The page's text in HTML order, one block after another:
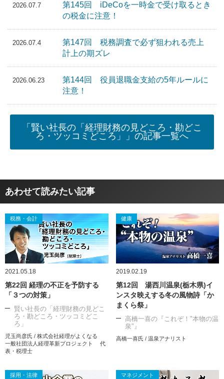
2026.07.7
第145回 iDeCoを一時金で受け取るとき
の税金に注意！
2026.07.4
第147回 税務調査で必ず狙われる売上
計上の期ズレ
2026.06.23
第144回 役員退職金支給の5年ルールに
注意！
「賢い社長の「経理財務の見どころ・勘どこ
ろ・ツッコミどころ」」の記事一覧へ
あわせて読みたい記事
税務・会計
2021.05.18
第22回 経理の不正を予防する
「３つの対策」
賢い社長の「経理財務の見どこ
ろ・勘どころ・ツッコミどこ
ろ」
児玉尚彦氏 / 株式会社経理がよくなる
一般社団法人経理革新プロジェクト 代
表・税理士
健康
2019.02.19
第12回 湯西川温泉(栃木県)イ
ンスタ映えする冬の風物詩「か
まくら祭」
高橋一喜の『これぞ！"本物の温
泉"』
高橋一喜氏 / 温泉アナリスト
採用・法律 マネジメント